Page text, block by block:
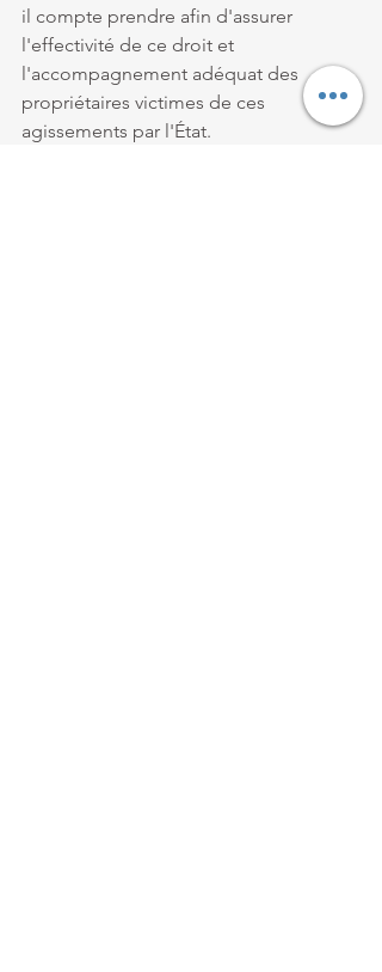
il compte prendre afin d'assurer
l'effectivité de ce droit et
l'accompagnement adéquat des
propriétaires victimes de ces
agissements par l'État.